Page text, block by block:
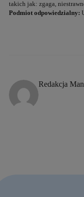
takich jak: zgaga,
Podmiot odpowiedzialny:
Redakcja